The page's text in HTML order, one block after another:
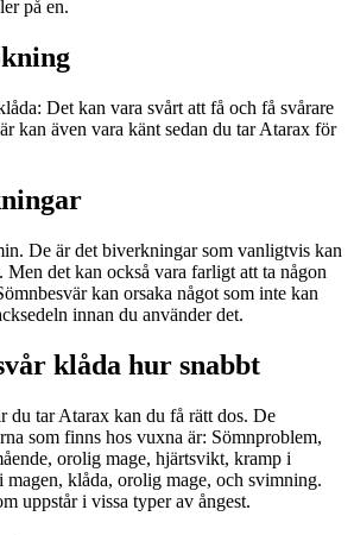
på en.
Det kan vara svårt att få och få svårare
kan även vara känt sedan du tar Atarax för
De är det biverkningar som vanligtvis kan
det kan också vara farligt att ta någon
kan orsaka något som inte kan
innan du använder det.
klåda hur snabbt
du tar Atarax kan du få rätt dos. De
som finns hos vuxna är: Sömnproblem,
orolig mage, hjärtsvikt, kramp i
magen, klåda, orolig mage, och svimning.
uppstår i vissa typer av ångest.